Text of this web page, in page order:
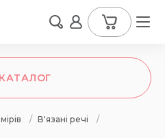
КАТАЛОГ
/ В'язані речі
/